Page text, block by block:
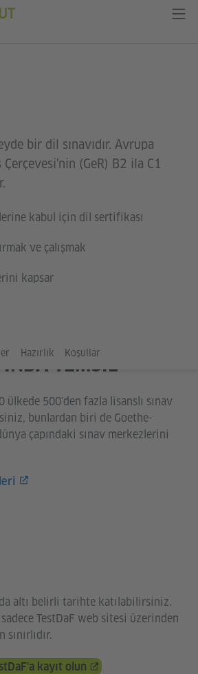
bir dil sınavıdır. Avrupa
(GeR) B2 ila C1
kabul için dil sertifikası
ve çalışmak
kapsar
Hazırlık Koşullar
TEMSIL
ülkede 500'den fazla lisanslı sınav
bunlardan biri de Goethe-
çapındaki sınav merkezlerini
altı belirli tarihte katılabilirsiniz.
TestDaF web sitesi üzerinden
kayıt olun